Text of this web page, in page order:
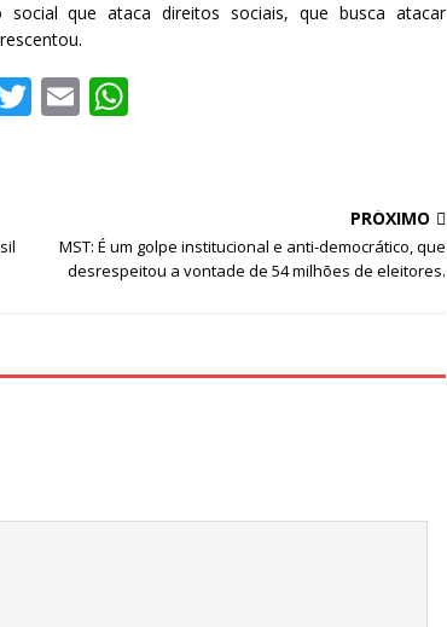
que ataca direitos sociais, que busca atacar
T
r
E
A
p
PRÓXIMO
MST: É um golpe institucional e anti-democrático, que
desrespeitou a vontade de 54 milhões de eleitores.